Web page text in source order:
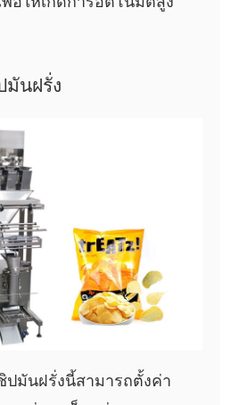
มันฝรั่ง
ปมันฝรั่งนี้สามารถตั้งค่า